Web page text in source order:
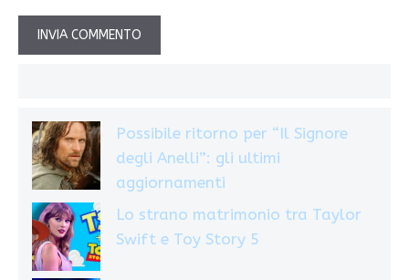
Possibile ritorno per “Il Signore
degli Anelli”: gli ultimi
aggiornamenti
Lo strano matrimonio tra Taylor
Swift e Toy Story 5